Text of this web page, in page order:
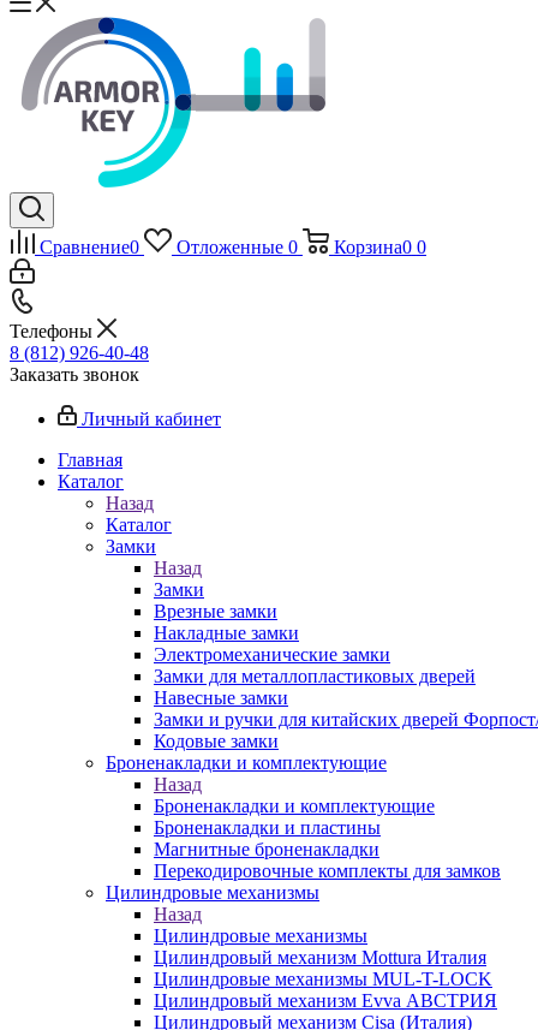
Сравнение0 Отложенные 0 Корзина0 0
Телефоны
8 (812) 926-40-48
Заказать звонок
Личный кабинет
Главная
Каталог
Назад
Каталог
Замки
Назад
Замки
Врезные замки
Накладные замки
Электромеханические замки
Замки для металлопластиковых дверей
Навесные замки
Замки и ручки для китайских дверей
Кодовые замки
Броненакладки и комплектующие
Назад
Броненакладки и комплектующие
Броненакладки и пластины
Магнитные броненакладки
Перекодировочные комплекты для замков
Цилиндровые механизмы
Назад
Цилиндровые механизмы
Цилиндровый механизм Mottura Италия
Цилиндровые механизмы MUL-T-LOCK
Цилиндровый механизм Evva АВСТРИЯ
Цилиндровый механизм Cisa (Италия)